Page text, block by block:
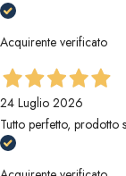
Acquirente verificato
24 Luglio 2026
Tutto perfetto, prodotto